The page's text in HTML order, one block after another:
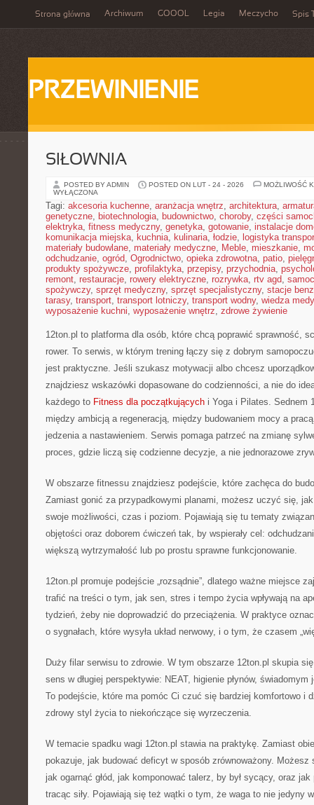
Strona główna Archiwum GOOOL Legia Meczycho Spis
PRZEWINIENIE
SIŁOWNIA
POSTED BY ADMIN POSTED ON LUT - 24 - 2026
MOŻLIWOŚĆ
WYŁĄCZONA
Tagi: akcesoria kuchenne, aranżacja wnętrz, architektura,
genetyczne, biotechnologia, budownictwo, choroby, części
elektryka, fitness medyczny, genetyka, gotowanie, instalacje
komunikacja miejska, kuchnia, kulinaria, łodzie, logistyka
materiały budowlane, materiały medyczne, Meble, mieszkanie,
odchudzanie, ogród, Ogrodnictwo, opieka zdrowotna, patio,
produkty spożywcze, profilaktyka, przepisy, przychodnia,
remont, restauracje, rowery elektryczne, rozrywka, rtv agd,
spożywczy, sprzęt medyczny, sprzęt specjalistyczny, stacje
tarasy, transport, transport lotniczy, transport wodny, wiedza
wyposażenie kuchni, wyposażenie wnętrz, zdrowe żywienie
12ton.pl to platforma dla osób, które chcą poprawić sprawność,
rower. To serwis, w którym trening łączy się z dobrym
jest praktyczne. Jeśli szukasz motywacji albo chcesz
znajdziesz wskazówki dopasowane do codzienności, a nie do
każdego to Fitness dla początkujących i Yoga i Pilates. Sednem
między ambicją a regeneracją, między budowaniem mocy a
jedzenia a nastawieniem. Serwis pomaga patrzeć na zmianę
proces, gdzie liczą się codzienne decyzje, a nie jednorazowe
W obszarze fitnessu znajdziesz podejście, które zachęca do
Zamiast gonić za przypadkowymi planami, możesz uczyć się, jak
swoje możliwości, czas i poziom. Pojawiają się tu tematy
objętości oraz doborem ćwiczeń tak, by wspierały cel:
większą wytrzymałość lub po prostu sprawne funkcjonowanie.
12ton.pl promuje podejście „rozsądnie”, dlatego ważne miejsce
trafić na treści o tym, jak sen, stres i tempo życia wpływają na
tydzień, żeby nie doprowadzić do przeciążenia. W praktyce
o sygnałach, które wysyła układ nerwowy, i o tym, że czasem
Duży filar serwisu to zdrowie. W tym obszarze 12ton.pl skupia
sens w długiej perspektywie: NEAT, higienie płynów,
To podejście, które ma pomóc Ci czuć się bardziej komfortowo i
zdrowy styl życia to niekończące się wyrzeczenia.
W temacie spadku wagi 12ton.pl stawia na praktykę. Zamiast
pokazuje, jak budować deficyt w sposób zrównoważony.
jak ogarnąć głód, jak komponować talerz, by był sycący, oraz
tracąc siły. Pojawiają się też wątki o tym, że waga to nie jedyny